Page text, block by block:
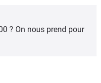
? On nous prend pour